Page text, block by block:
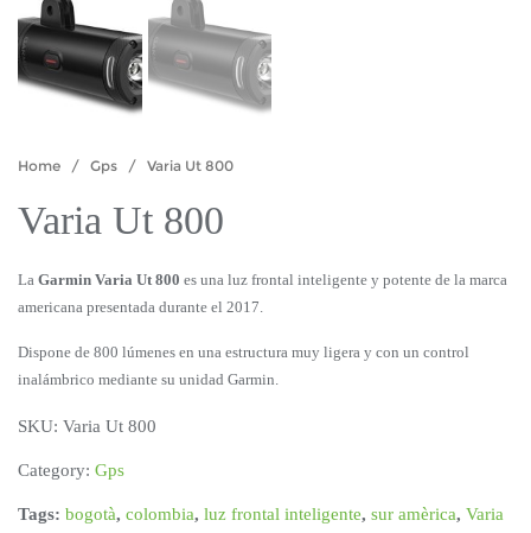
Home / Gps / Varia Ut 800
Varia Ut 800
La Garmin Varia Ut 800 es una luz frontal inteligente y potente de la marca
americana presentada durante el 2017.
Dispone de 800 lúmenes en una estructura muy ligera y con un control
inalámbrico mediante su unidad Garmin.
SKU: Varia Ut 800
Category: Gps
Tags: bogotà, colombia, luz frontal inteligente, sur amèrica, Varia